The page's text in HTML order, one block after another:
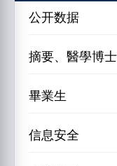
公开数据
摘要、醫學博
畢業生
信息安全